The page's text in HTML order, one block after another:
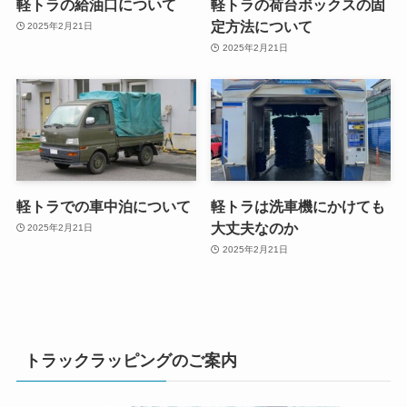
軽トラの給油口について
2025年2月21日
軽トラの荷台ボックスの固
定方法について
2025年2月21日
軽トラでの車中泊について
2025年2月21日
軽トラは洗車機にかけても
大丈夫なのか
2025年2月21日
トラックラッピングのご案内